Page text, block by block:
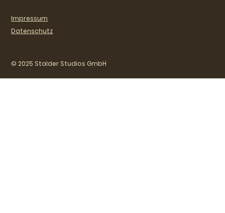
Impressum
Datenschutz
© 2025 Stalder Studios GmbH